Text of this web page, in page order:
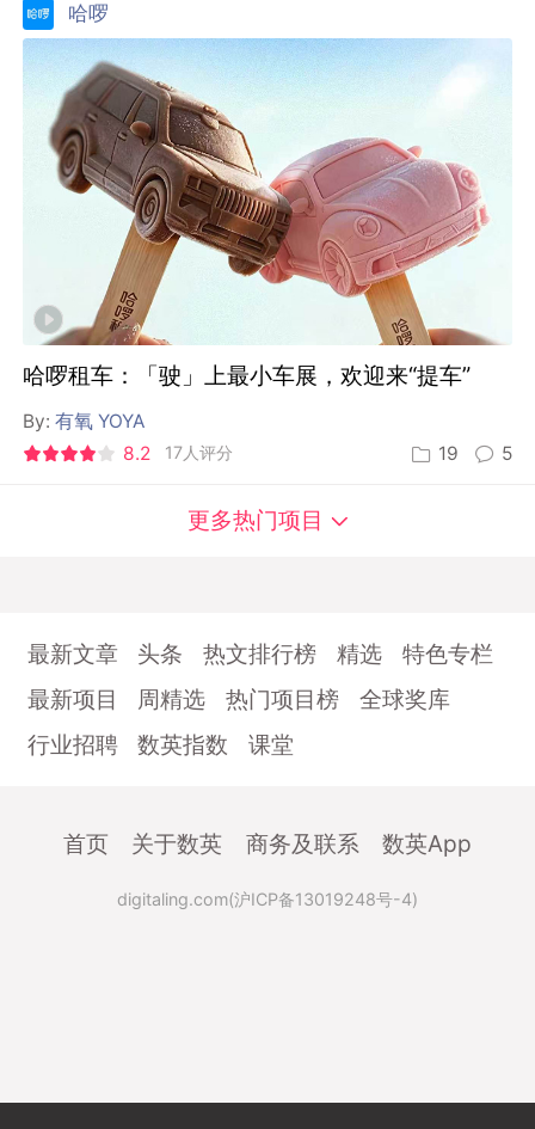
哈啰
哈啰租车：「驶」上最小车展，欢迎来“提车”
By:有氧 YOYA
8.2
17人评分 19 5
更多热门项目
最新文章 头条 热文排行榜 精选
特色专栏
最新项目
周精选 热门项目榜
全球奖库
行业招聘
数英指数 课堂
首页 关于数英 商务及联系 数英App
digitaling.com(沪ICP备13019248号-4)